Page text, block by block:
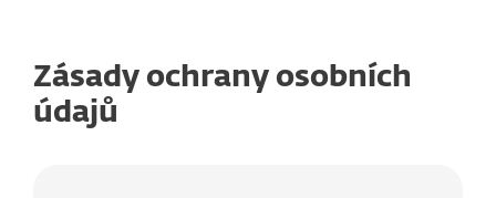
Zásady ochrany osobních
údajů